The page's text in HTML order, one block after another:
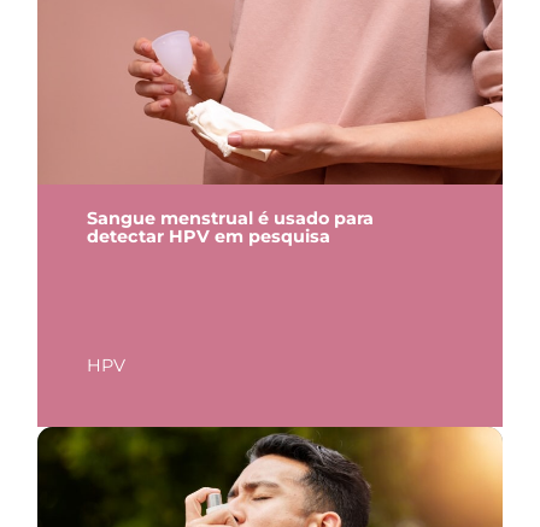
Sangue menstrual é usado para
detectar HPV em pesquisa
HPV